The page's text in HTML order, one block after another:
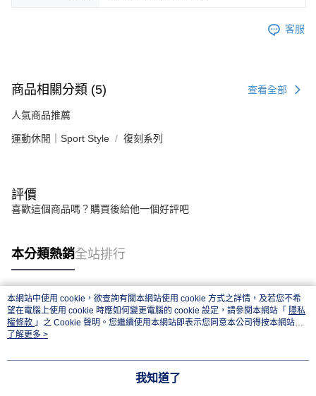
客服
商品相關分類 (5) 查看全部
人氣商品推薦
運動休閒｜Sport Style 復刻系列
評價
喜歡這個商品嗎？購買後給他一個好評吧
本分類熱銷全站排行
熱門標籤
本網站中使用 cookie，欲查詢有關本網站使用 cookie 方式之詳情，及若您不希
望在電腦上使用 cookie 時應如何變更電腦的 cookie 設定，請參閱本網站「 隱私
權條款 」之 Cookie 聲明。您繼續使用本網站即表示您同意本公司得按本網站使
用條款之 Cookie 聲明使用 cookie。
了解更多 >
我知道了